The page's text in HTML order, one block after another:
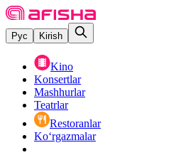
Рус Kirish
Kino
Konsertlar
Mashhurlar
Teatrlar
Restoranlar
Ko‘rgazmalar